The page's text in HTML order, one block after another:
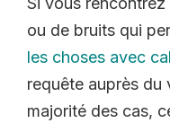
ou de bruits qui
les choses avec
requête auprès du
majorité des cas,